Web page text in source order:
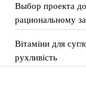
Выбор проекта
рациональному
Вітаміни для
рухливість